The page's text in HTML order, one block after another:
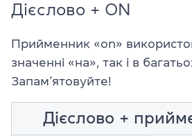
Дієслово + ON
Прийменник «on»
значенні «на», так і в
Запам’ятовуйте!
Дієслово +